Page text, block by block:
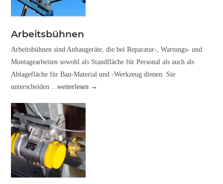
Arbeitsbühnen
Arbeitsbühnen sind Anbaugeräte, die bei Reparatur-, Wartungs- und
Montagearbeiten sowohl als Standfläche für Personal als auch als
Ablagefläche für Bau-Material und -Werkzeug dienen. Sie
unterscheiden ...weiterlesen →